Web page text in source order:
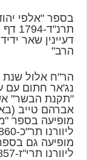
בספר "אלפי
דעיינין שאר
הרב"
נג'אר חתום עם
אברהם טייב
מופיעה בספר
מופיעה גם
ליוורנו תרי"ז-1857 סימן י"ג דף י"ז-37.